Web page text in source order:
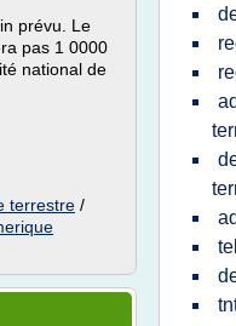
prévu. Le
pas 1 0000
national de
terrestre /